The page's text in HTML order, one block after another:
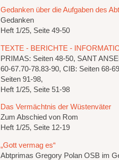
Gedanken über die Aufgaben des
Gedanken
Heft 1/25, Seite 49-50
TEXTE - BERICHTE -
PRIMAS: Seiten 48-50, SANT
60-67.70-78.83-90, CIB: Seiten 68-
Seiten 91-98,
Heft 1/25, Seite 51-98
Das Vermächtnis der Wüstenväter
Zum Abschied von Rom
Heft 1/25, Seite 12-19
„Gott vermag es“
Abtprimas Gregory Polan OSB im